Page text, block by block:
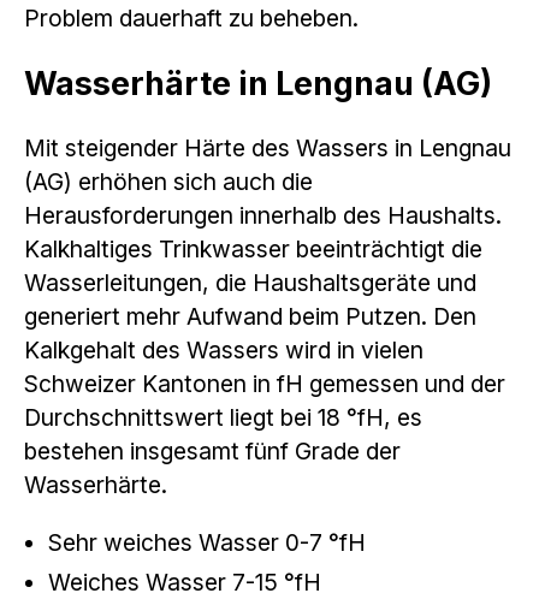
Problem dauerhaft zu beheben.
Wasserhärte in Lengnau (AG)
Mit steigender Härte des Wassers in Lengnau
(AG) erhöhen sich auch die
Herausforderungen innerhalb des Haushalts.
Kalkhaltiges Trinkwasser beeinträchtigt die
Wasserleitungen, die Haushaltsgeräte und
generiert mehr Aufwand beim Putzen. Den
Kalkgehalt des Wassers wird in vielen
Schweizer Kantonen in fH gemessen und der
Durchschnittswert liegt bei 18 °fH, es
bestehen insgesamt fünf Grade der
Wasserhärte.
Sehr weiches Wasser 0-7 °fH
Weiches Wasser 7-15 °fH